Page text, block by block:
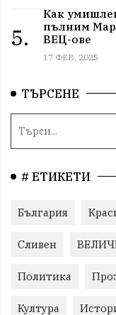
5.
Как
пълним
ВЕЦ-ове
17 ФЕВ, 2025
ТЪРСЕНЕ
# ЕТИКЕТИ
България
Сливен
Политика
Култура